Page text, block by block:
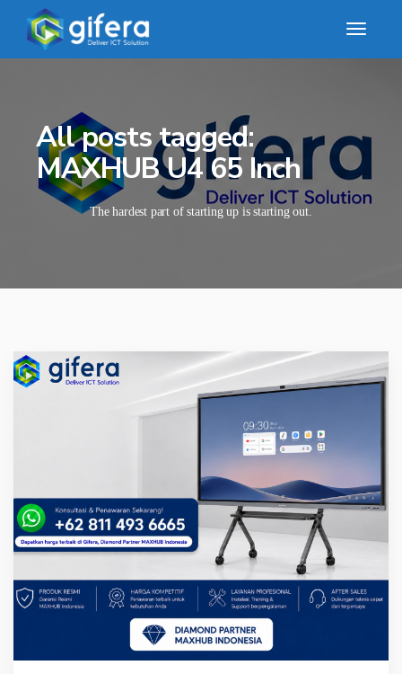
All posts tagged:
MAXHUB U4 65 Inch
The hardest part of starting up is starting out.